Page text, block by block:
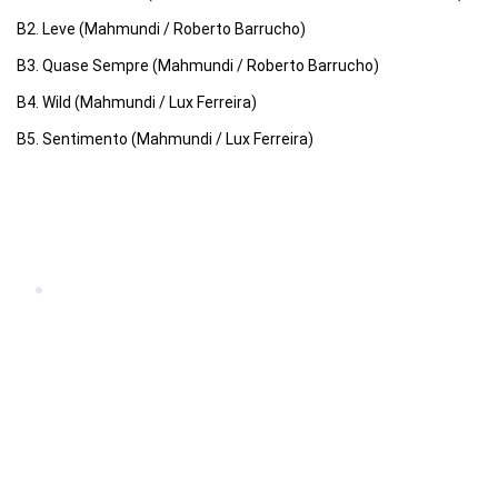
B2. Leve (Mahmundi / Roberto Barrucho)
B3. Quase Sempre (Mahmundi / Roberto Barrucho)
B4. Wild (Mahmundi / Lux Ferreira)
B5. Sentimento (Mahmundi / Lux Ferreira)